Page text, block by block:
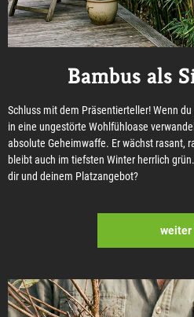
Bambus als
Schluss mit dem Präsentierteller! Wenn
in eine ungestörte Wohlfühloase
absolute Geheimwaffe. Er wächst rasant,
bleibt auch im tiefsten Winter herrlich
dir und deinem Platzangebot?
weiter